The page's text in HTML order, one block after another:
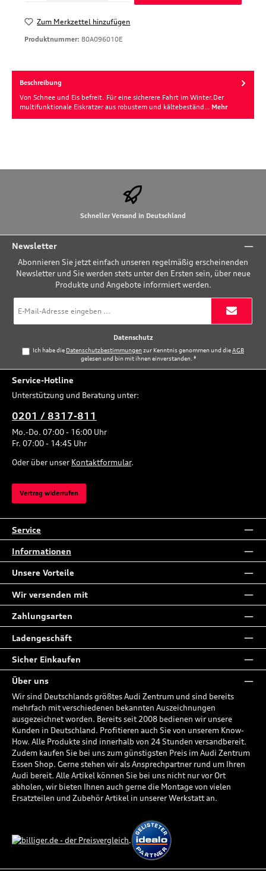
Zum Merkzettel hinzufügen
Produktnummer: 80A096010E
Beschreibung
Von Schnee und Eis befreit. Für eine sicherere Fahrt im Winter.Der
multifunktionale Eiskratzer aus robustem und kältebeständ… Mehr
Schneller Versand in Deutschland
Newsletter
Abonnieren Sie jetzt einfach unseren regelmäßig erscheinenden
Newsletter und Sie werden stets unter den Ersten sein, über neue
Produkte und Angebote informiert werden.
Mail-
Adresse
Datenschutz
Ich habe die Datenschutzbestimmungenzur Kenntnis genommen und dieAGB
gelesen und bin mit ihnen einverstanden.*
Service-Hotline
Unterstützung und Beratung unter:
0201 / 8317-811
Mo.-Do. 07:00 - 16:00 Uhr
Fr. 07:00 - 14:45 Uhr
Oder über unser Kontaktformular.
Vertrag widerrufen
Service
Informationen
Unsere Vorteile
Wir versenden mit
Zahlungsarten
Ladengeschäft
Sicher Einkaufen
Über uns
Wir sind Deutschlands größtes Audi Zentrum und sind bereits
mehrfach mit verschiedenen bekannten Auszeichnungen
ausgezeichnet worden. Bereits seit 2008 bedienen wir unsere
Kunden in Deutschland. Profitieren auch Sie von unserem Know-
How. Alle Produkte sind innerhalb von 24 Stunden versandbereit.
Zudem kaufen Sie bei uns zum günstigsten Preis im Audi Zentrum
Essen Shop. Gerne stehen wir als Ansprechpartner rund um Ihren
Audi bereit. Alle Artikel können Sie bei uns nicht nur vor Ort
abholen, wir bieten Ihnen auch gerne die Montage von vielen
Ersatzteilen und Zubehör Artikel in unserer Werkstatt an.